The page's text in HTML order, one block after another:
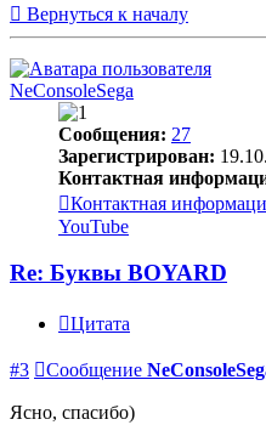
Вернуться к началу
NeConsoleSega
Сообщения: 27
Зарегистрирован:
Контактная
Контактная
YouTube
Re: Буквы BOYARD
Цитата
#3 Сообщение
Ясно, спасибо)